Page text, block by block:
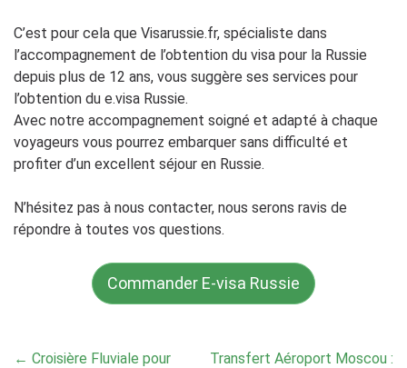
C’est pour cela que Visarussie.fr, spécialiste dans
l’accompagnement de l’obtention du visa pour la Russie
depuis plus de 12 ans, vous suggère ses services pour
l’obtention du e.visa Russie.
Avec notre accompagnement soigné et adapté à chaque
voyageurs vous pourrez embarquer sans difficulté et
profiter d’un excellent séjour en Russie.
N’hésitez pas à nous contacter, nous serons ravis de
répondre à toutes vos questions.
Commander E-visa Russie
Post
← Croisière Fluviale pour
Transfert Aéroport Moscou :